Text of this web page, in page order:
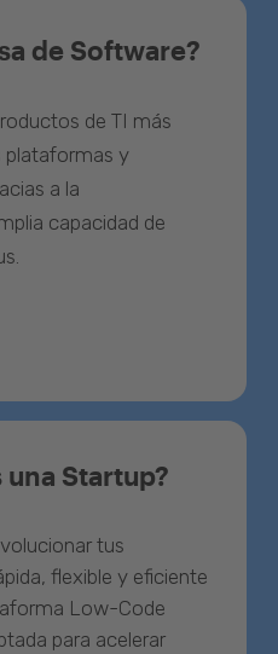
de Software?
de TI más
plataformas y
a la
capacidad de
una Startup?
tus
flexible y eficiente
Low-Code
para acelerar